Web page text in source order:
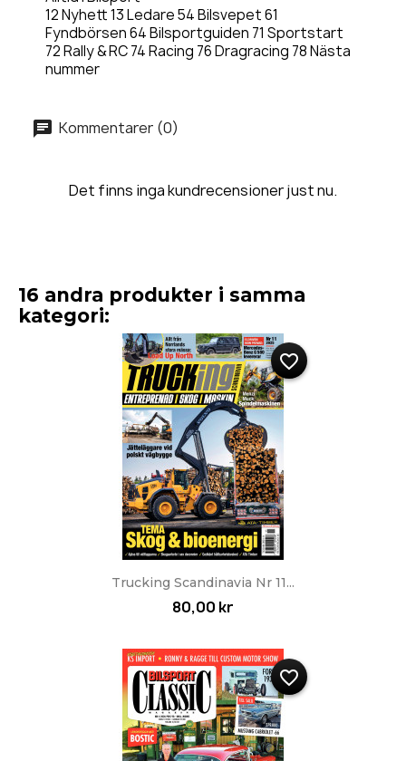
12 Nyhett 13 Ledare 54 Bilsvepet 61
Fyndbörsen 64 Bilsportguiden 71 Sportstart
72 Rally & RC 74 Racing 76 Dragracing 78 Nästa
nummer
Kommentarer (0)
Det finns inga kundrecensioner just nu.
16 andra produkter i samma
kategori:
Trucking Scandinavia Nr 11...
80,00 kr
favorite_border
favorite_border